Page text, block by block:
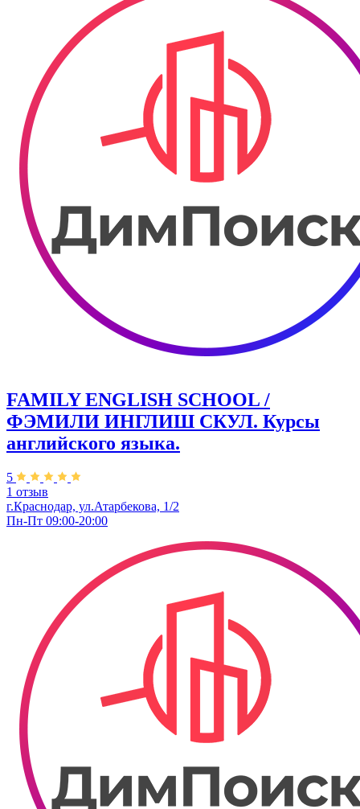
FAMILY ENGLISH SCHOOL /
ФЭМИЛИ ИНГЛИШ СКУЛ. Курсы
английского языка.
5
1 отзыв
г.Краснодар, ул.Атарбекова, 1/2
Пн-Пт 09:00-20:00